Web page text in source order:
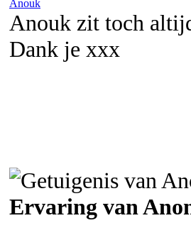
Anouk
Anouk zit toch
Dank je xxx
Ervaring van